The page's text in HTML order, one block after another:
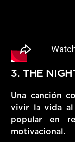
3. THE
Una canción
vivir la vida al
popular en
motivacional.